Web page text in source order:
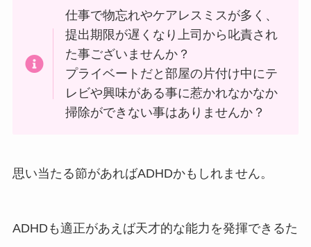
仕事で物忘れやケアレスミスが多く、
提出期限が遅くなり上司から叱責され
た事ございませんか？
プライベートだと部屋の片付け中にテ
レビや興味がある事に惹かれなかなか
掃除ができない事はありませんか？
思い当たる節があればADHDかもしれません。
ADHDも適正があえば天才的な能力を発揮できるた